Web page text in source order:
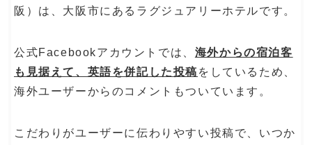
阪）は、大阪市にあるラグジュアリーホテルです。
公式Facebookアカウントでは、 海外からの宿泊客
も見据えて、英語を併記した投稿 をしているため、
海外ユーザーからのコメントもついています。
こだわりがユーザーに伝わりやすい投稿で、いつか